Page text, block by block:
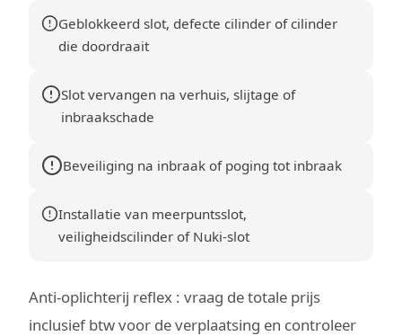
Geblokkeerd slot, defecte cilinder of cilinder
die doordraait
Slot vervangen na verhuis, slijtage of
inbraakschade
Beveiliging na inbraak of poging tot inbraak
Installatie van meerpuntsslot,
veiligheidscilinder of Nuki-slot
Anti-oplichterij reflex : vraag de totale prijs
inclusief btw voor de verplaatsing en controleer